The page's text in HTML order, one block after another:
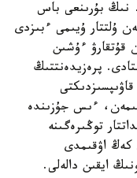
نىڭ بۇرىنعى باس
ۇلتتار ۇيىمى ءبىزدى
قۇتقارۋ ءۇشىن
پرەزيدەنتتىڭ
ءىس جۇزىندە
توڭىرەگىنە
كەڭ اۋقىمدى
ايقىن دالەلى.